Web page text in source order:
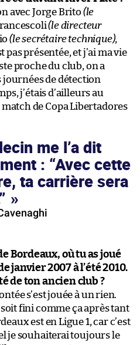
avec Jorge Brito (le
(le directeur
(le secrétaire technique),
pas présentée, et j’ai ma vie
proche du club, on a
de détection
j’étais d’ailleurs au
de Copa Libertadores
me l’a dit
: “Avec cette
ta carrière sera
Bordeaux, où tu as joué
janvier 2007 à l’été 2010.
de ton ancien club ?
s’est jouée à un rien.
soit fini comme ça après tant
est en Ligue 1, car c’est
je souhaiterai toujours le